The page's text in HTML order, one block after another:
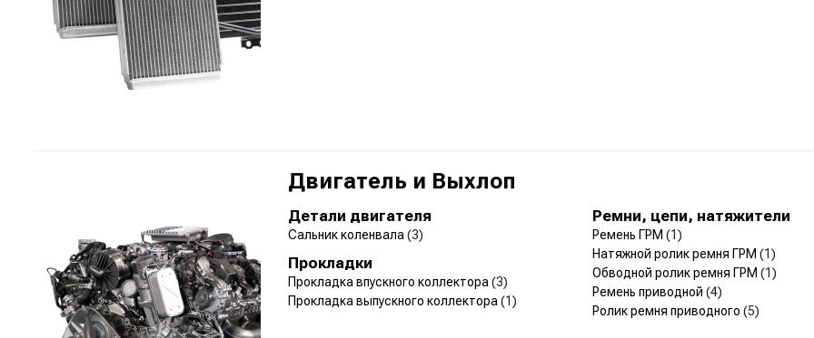
Двигатель и Выхлоп
Детали двигателя
Сальник коленвала (3)
Ремни, цепи, натяжители
Ремень ГРМ (1)
Натяжной ролик ремня ГРМ (1)
Обводной ролик ремня ГРМ (1)
Ремень приводной (4)
Ролик ремня приводного (5)
Прокладки
Прокладка впускного коллектора (3)
Прокладка выпускного коллектора (1)